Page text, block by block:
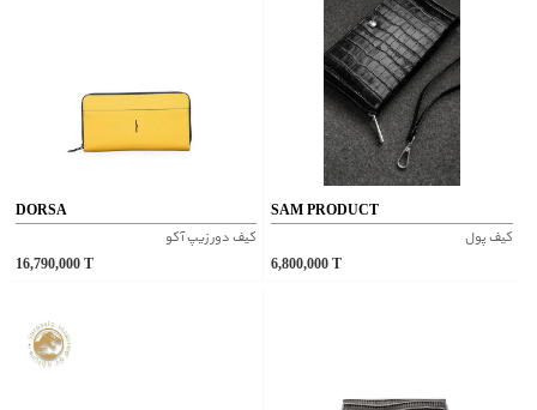
DORSA
کيف دور زيپ آکو
16,790,000
SAM PRODUCT
کیف پول
6,800,000